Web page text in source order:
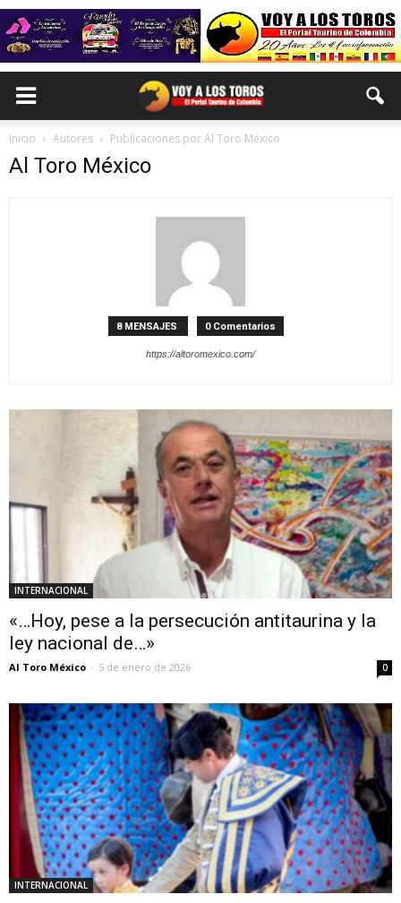
Inicio Autores Publicaciones por Al Toro México
Al Toro México
8 MENSAJES 0 Comentarios
https://altoromexico.com/
INTERNACIONAL
«…Hoy, pese a la persecución antitaurina y la
ley nacional de…»
Al Toro México - 5 de enero de 2026 0
INTERNACIONAL